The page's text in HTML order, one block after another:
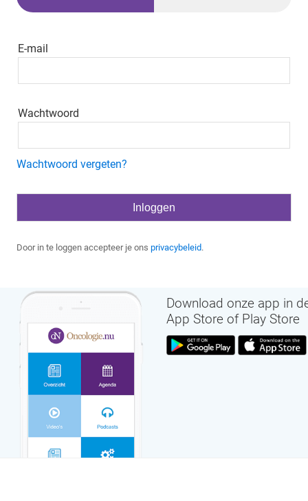
E-mail
Wachtwoord
Wachtwoord vergeten?
Door in te loggen accepteer je ons privacybeleid.
Download onze app in
App Store of Play Store